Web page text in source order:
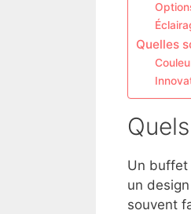
Quelles
Un buffet
un
souvent